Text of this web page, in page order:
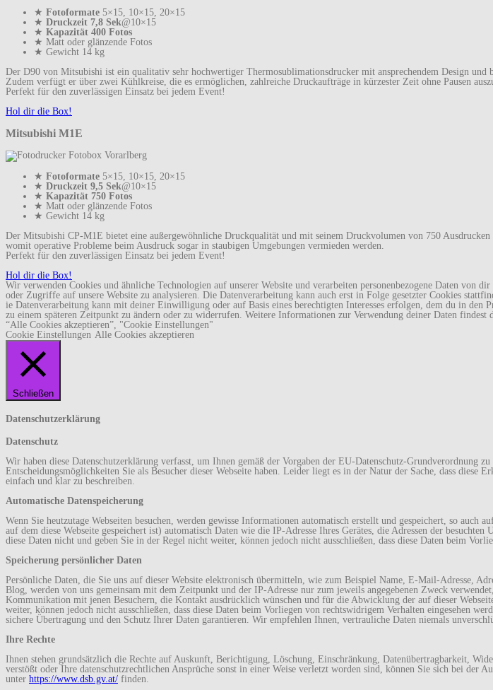
★ Fotoformate 5×15, 10×15, 20×15
★ Druckzeit 7,8 Sek@10×15
★ Kapazität 400 Fotos
★ Matt oder glänzende Fotos
★ Gewicht 14 kg
Der D90 von Mitsubishi ist ein qualitativ sehr hochwertiger Thermosublimationsdrucker mit ansprechendem Design und
Zudem verfügt er über zwei Kühlkreise, die es ermöglichen, zahlreiche Druckaufträge in kürzester Zeit ohne Pausen
Perfekt für den zuverlässigen Einsatz bei jedem Event!
Hol dir die Box!
Mitsubishi M1E
★ Fotoformate 5×15, 10×15, 20×15
★ Druckzeit 9,5 Sek@10×15
★ Kapazität 750 Fotos
★ Matt oder glänzende Fotos
★ Gewicht 14 kg
Der Mitsubishi CP-M1E bietet eine außergewöhnliche Druckqualität und mit seinem Druckvolumen von 750
womit operative Probleme beim Ausdruck sogar in staubigen Umgebungen vermieden werden.
Perfekt für den zuverlässigen Einsatz bei jedem Event!
Hol dir die Box!
Wir verwenden Cookies und ähnliche Technologien auf unserer Website und verarbeiten personenbezogene Daten
oder Zugriffe auf unsere Website zu analysieren. Die Datenverarbeitung kann auch erst in Folge gesetzter Cookies
ie Datenverarbeitung kann mit deiner Einwilligung oder auf Basis eines berechtigten Interesses erfolgen, dem du in
zu einem späteren Zeitpunkt zu ändern oder zu widerrufen. Weitere Informationen zur Verwendung deiner Daten findest
“Alle Cookies akzeptieren”, "Cookie Einstellungen"
Cookie Einstellungen Alle Cookies akzeptieren
Schließen
Datenschutzerklärung
Datenschutz
Wir haben diese Datenschutzerklärung verfasst, um Ihnen gemäß der Vorgaben der EU-Datenschutz-
Entscheidungsmöglichkeiten Sie als Besucher dieser Webseite haben. Leider liegt es in der Natur der Sache, dass
einfach und klar zu beschreiben.
Automatische Datenspeicherung
Wenn Sie heutzutage Webseiten besuchen, werden gewisse Informationen automatisch erstellt und gespeichert, so auch
auf dem diese Webseite gespeichert ist) automatisch Daten wie die IP-Adresse Ihres Gerätes, die Adressen der
diese Daten nicht und geben Sie in der Regel nicht weiter, können jedoch nicht ausschließen, dass diese Daten beim
Speicherung persönlicher Daten
Persönliche Daten, die Sie uns auf dieser Website elektronisch übermitteln, wie zum Beispiel Name, E-Mail-Adresse,
Blog, werden von uns gemeinsam mit dem Zeitpunkt und der IP-Adresse nur zum jeweils angegebenen Zweck
Kommunikation mit jenen Besuchern, die Kontakt ausdrücklich wünschen und für die Abwicklung der auf dieser
weiter, können jedoch nicht ausschließen, dass diese Daten beim Vorliegen von rechtswidrigem Verhalten eingesehen
sichere Übertragung und den Schutz Ihrer Daten garantieren. Wir empfehlen Ihnen, vertrauliche Daten niemals
Ihre Rechte
Ihnen stehen grundsätzlich die Rechte auf Auskunft, Berichtigung, Löschung, Einschränkung, Datenübertragbarkeit,
verstößt oder Ihre datenschutzrechtlichen Ansprüche sonst in einer Weise verletzt worden sind, können Sie sich bei der
unter https://www.dsb.gv.at/ finden.